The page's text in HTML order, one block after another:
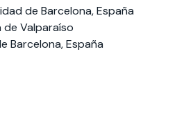
de Barcelona, España
Valparaíso
Barcelona, España